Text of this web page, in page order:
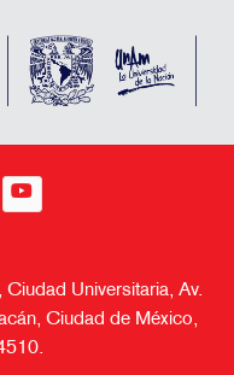
Universitaria, Av.
Ciudad de México,